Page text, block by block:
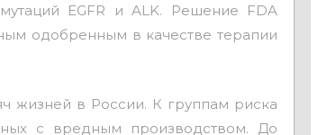
EGFR и ALK. Решение FDA
одобренным в качестве терапии
жизней в России. К группам риска
с вредным производством. До